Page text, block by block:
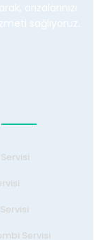
arızalarınızı
sağlıyoruz.
Servisi